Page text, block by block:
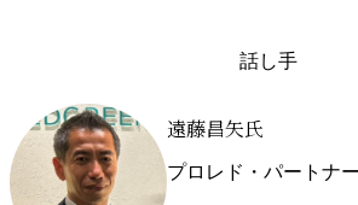
話し手
遠藤昌矢氏
プロレド・パートナ